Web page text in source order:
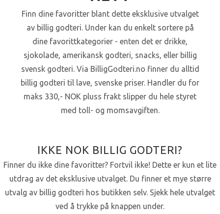
Finn dine favoritter blant dette eksklusive utvalget
av billig godteri. Under kan du enkelt sortere på
dine favorittkategorier - enten det er drikke,
sjokolade, amerikansk godteri, snacks, eller billig
svensk godteri. Via BilligGodteri.no finner du alltid
billig godteri til lave, svenske priser. Handler du for
maks 330,- NOK pluss frakt slipper du hele styret
med toll- og momsavgiften.
IKKE NOK BILLIG GODTERI?
Finner du ikke dine favoritter? Fortvil ikke! Dette er kun et lite
utdrag av det eksklusive utvalget. Du finner et mye større
utvalg av billig godteri hos butikken selv. Sjekk hele utvalget
ved å trykke på knappen under.